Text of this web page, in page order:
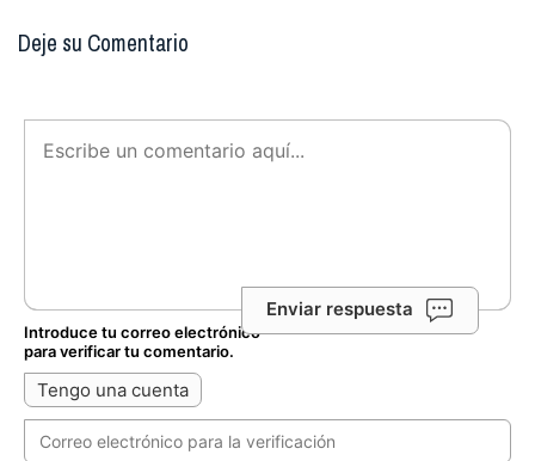
Deje su Comentario
Enviar respuesta
Introduce tu correo electrónico
para verificar tu comentario.
Tengo una cuenta